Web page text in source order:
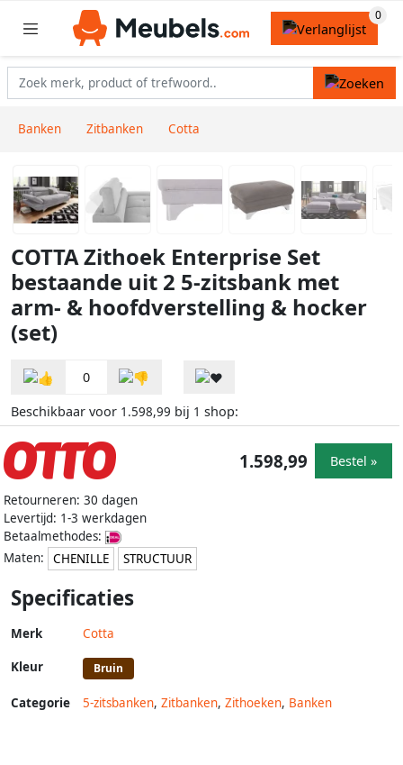
Banken Zitbanken Cotta
COTTA Zithoek Enterprise Set
bestaande uit 2 5-zitsbank met
arm- & hoofdverstelling & hocker
(set)
0
Beschikbaar voor 1.598,99 bij 1 shop:
Retourneren: 30 dagen
Levertijd: 1-3 werkdagen
Betaalmethodes:
Maten:
CHENILLE STRUCTUUR
1.598,99 Bestel »
Specificaties
Merk Cotta
Kleur Bruin
Categorie 5-zitsbanken, Zitbanken, Zithoeken, Banken